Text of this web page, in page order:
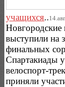
учащихся..
выступили на
финальных
Спартакиады
велоспорт-
приняли